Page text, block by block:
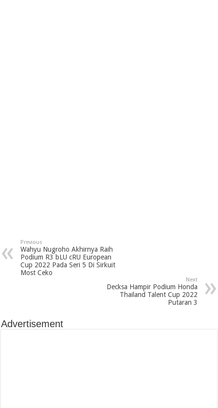
Previous
Wahyu Nugroho Akhirnya Raih
Podium R3 bLU cRU European
Cup 2022 Pada Seri 5 Di Sirkuit
Most Ceko
Next
Decksa Hampir Podium Honda
Thailand Talent Cup 2022
Putaran 3
Advertisement